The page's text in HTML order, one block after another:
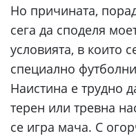
Но причината,
сега да споделя
условията, в които
специално
Наистина е трудно
терен или тревна
се игра мача. С